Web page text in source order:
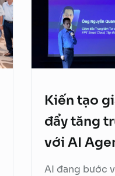
Kiến tạo
đẩy tăng
với AI
AI đang bước